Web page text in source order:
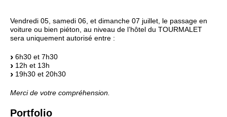
Vendredi 05, samedi 06, et dimanche 07 juillet, le passage en
voiture ou bien piéton, au niveau de l’hôtel du TOURMALET
sera uniquement autorisé entre :
6h30 et 7h30
12h et 13h
19h30 et 20h30
Merci de votre compréhension.
Portfolio